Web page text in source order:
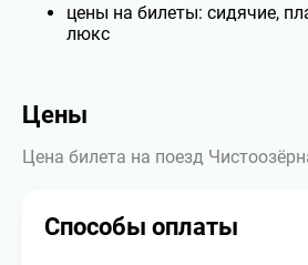
цены на билеты: сидячие,
люкс
Цены
Цена билета на поезд
Способы оплаты